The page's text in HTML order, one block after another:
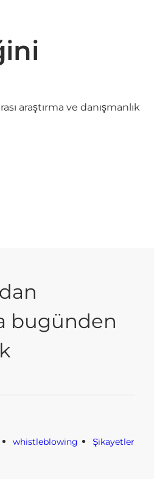
araştırma ve danışmanlık
bugünden
whistleblowing Şikayetler